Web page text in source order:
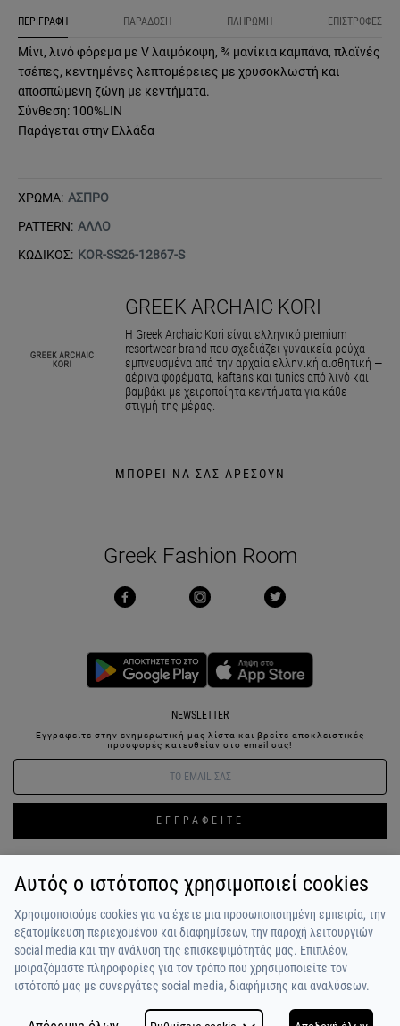
ΠΕΡΙΓΡΑΦΗ ΠΑΡΑΔΟΣΗ ΠΛΗΡΩΜΗ ΕΠΙΣΤΡΟΦΕΣ
Μίνι, λινό φόρεμα με V λαιμόκοψη, ¾ μανίκια καμπάνα, πλαϊνές
τσέπες, κεντημένες λεπτομέρειες με χρυσοκλωστή και
αποσπώμενη ζώνη με κεντήματα.
Σύνθεση: 100%LIN
Παράγεται στην Ελλάδα
ΧΡΩΜΑ: ΑΣΠΡΟ
PATTERN: ΑΛΛΟ
ΚΩΔΙΚΟΣ: KOR-SS26-12867-S
GREEK ARCHAIC KORI
Η Greek Archaic Kori είναι ελληνικό premium
resortwear brand που σχεδιάζει γυναικεία ρούχα
εμπνευσμένα από την αρχαία ελληνική αισθητική —
αέρινα φορέματα, kaftans και tunics από λινό και
βαμβάκι με χειροποίητα κεντήματα για κάθε
στιγμή της μέρας.
ΜΠΟΡΕΙ ΝΑ ΣΑΣ ΑΡΕΣΟΥΝ
Greek Fashion Room
NEWSLETTER
Εγγραφείτε στην ενημερωτική μας λίστα και βρείτε αποκλειστικές
προσφορές κατευθείαν στο email σας!
ΕΓΓΡΑΦΕΙΤΕ
ΣΥΝΔΕΣΗ / ΕΓΓΡΑΦΗ ΑΓΑΠΗΜΕΝΑ ΕΠΙΚΟΙΝΩΝΙΑ
ΟΡΟΙ ΧΡΗΣΗΣ
ΠΟΙΟΙ ΕΙΜΑΣΤΕ
ΠΛΗΡΩΜΗ / ΑΠΟΣΤΟΛΗ
ΠΟΛΙΤΙΚΗ ΑΠΟΡΡΗΤΟΥ
Η ΟΜΑΔΑ
ΣΧΟΛΙΑ
ΠΕΛΑΤΩΝ
Αυτός ο ιστότοπος χρησιμοποιεί cookies
Χρησιμοποιούμε cookies για να έχετε μια προσωποποιημένη εμπειρία, την
εξατομίκευση περιεχομένου και διαφημίσεων, την παροχή λειτουργιών
social media και την ανάλυση της επισκεψιμότητάς μας. Επιπλέον,
μοιραζόμαστε πληροφορίες για τον τρόπο που χρησιμοποιείτε τον
ιστότοπό μας με συνεργάτες social media, διαφήμισης και αναλύσεων.